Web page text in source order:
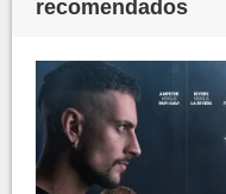
recomendados